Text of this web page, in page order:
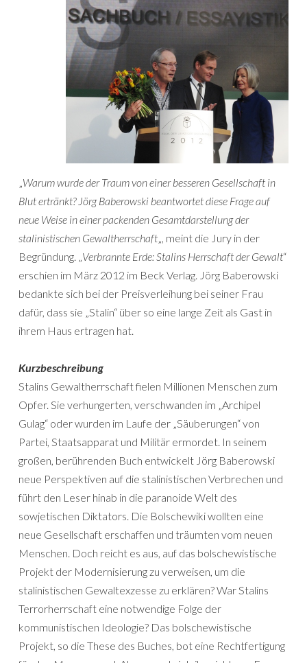
„Warum wurde der Traum von einer besseren Gesellschaft in
Blut ertränkt? Jörg Baberowski beantwortet diese Frage auf
neue Weise in einer packenden Gesamtdarstellung der
stalinistischen Gewaltherrschaft„, meint die Jury in der
Begründung. „Verbrannte Erde: Stalins Herrschaft der Gewalt“
erschien im März 2012 im Beck Verlag. Jörg Baberowski
bedankte sich bei der Preisverleihung bei seiner Frau
dafür, dass sie „Stalin“ über so eine lange Zeit als Gast in
ihrem Haus ertragen hat.
Kurzbeschreibung
Stalins Gewaltherrschaft fielen Millionen Menschen zum
Opfer. Sie verhungerten, verschwanden im „Archipel
Gulag“ oder wurden im Laufe der „Säuberungen“ von
Partei, Staatsapparat und Militär ermordet. In seinem
großen, berührenden Buch entwickelt Jörg Baberowski
neue Perspektiven auf die stalinistischen Verbrechen und
führt den Leser hinab in die paranoide Welt des
sowjetischen Diktators. Die Bolschewiki wollten eine
neue Gesellschaft erschaffen und träumten vom neuen
Menschen. Doch reicht es aus, auf das bolschewistische
Projekt der Modernisierung zu verweisen, um die
stalinistischen Gewaltexzesse zu erklären? War Stalins
Terrorherrschaft eine notwendige Folge der
kommunistischen Ideologie? Das bolschewistische
Projekt, so die These des Buches, bot eine Rechtfertigung